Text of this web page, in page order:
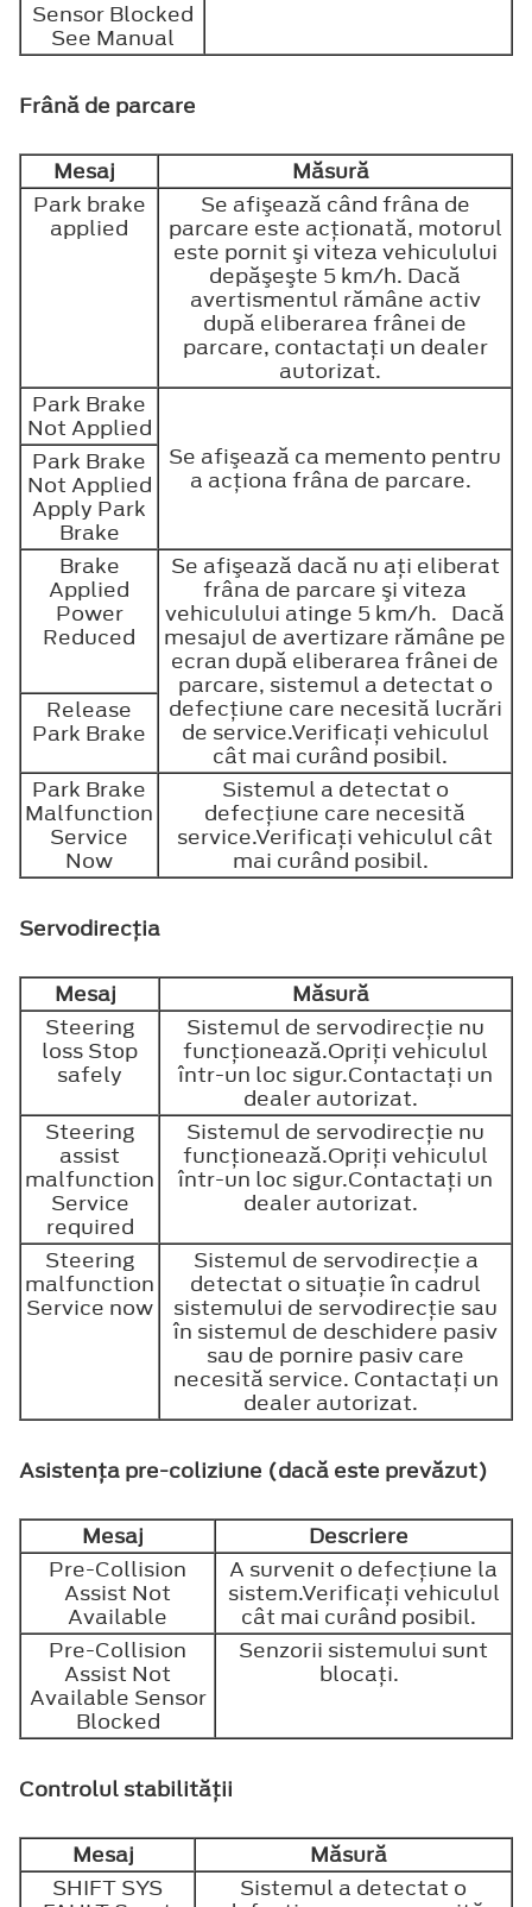
Sensor Blocked
See Manual
Frână de parcare
Mesaj
Măsură
Park brake
applied
Se afişează când frâna de
parcare este acţionată, motorul
este pornit şi viteza vehiculului
depăşeşte 5 km/h. Dacă
avertismentul rămâne activ
după eliberarea frânei de
parcare, contactaţi un dealer
autorizat.
Park Brake
Not Applied
Se afişează ca memento pentru
a acţiona frâna de parcare.
Park Brake
Not Applied
Apply Park
Brake
Brake
Applied
Power
Reduced
Se afişează dacă nu aţi eliberat
frâna de parcare şi viteza
vehiculului atinge 5 km/h. Dacă
mesajul de avertizare rămâne pe
ecran după eliberarea frânei de
parcare, sistemul a detectat o
defecţiune care necesită lucrări
de service.Verificaţi vehiculul
cât mai curând posibil.
Release
Park Brake
Park Brake
Malfunction
Service
Now
Sistemul a detectat o
defecţiune care necesită
service.Verificaţi vehiculul cât
mai curând posibil.
Servodirecţia
Mesaj
Măsură
Steering
loss Stop
safely
Sistemul de servodirecţie nu
funcţionează.Opriţi vehiculul
într-un loc sigur.Contactaţi un
dealer autorizat.
Steering
assist
malfunction
Service
required
Sistemul de servodirecţie nu
funcţionează.Opriţi vehiculul
într-un loc sigur.Contactaţi un
dealer autorizat.
Steering
malfunction
Service now
Sistemul de servodirecţie a
detectat o situaţie în cadrul
sistemului de servodirecţie sau
în sistemul de deschidere pasiv
sau de pornire pasiv care
necesită service. Contactaţi un
dealer autorizat.
Asistenţa pre-coliziune (dacă este prevăzut)
Mesaj
Descriere
Pre-Collision
Assist Not
Available
A survenit o defecţiune la
sistem.Verificaţi vehiculul
cât mai curând posibil.
Pre-Collision
Assist Not
Available Sensor
Blocked
Senzorii sistemului sunt
blocaţi.
Controlul stabilităţii
Mesaj
Măsură
SHIFT SYS
Sistemul a detectat o